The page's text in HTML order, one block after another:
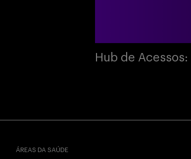
Hub de Acessos:
ÁREAS DA SAÚDE